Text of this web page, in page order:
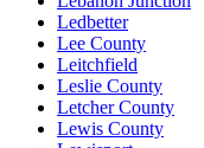
Ledbetter
Lee County
Leitchfield
Leslie County
Letcher County
Lewis County